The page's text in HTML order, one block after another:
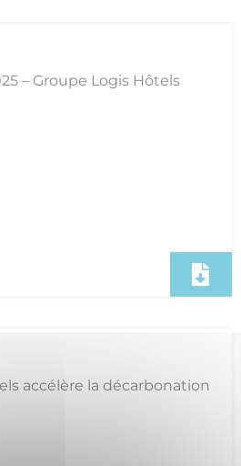
– Groupe Logis Hôtels
accélère la décarbonation